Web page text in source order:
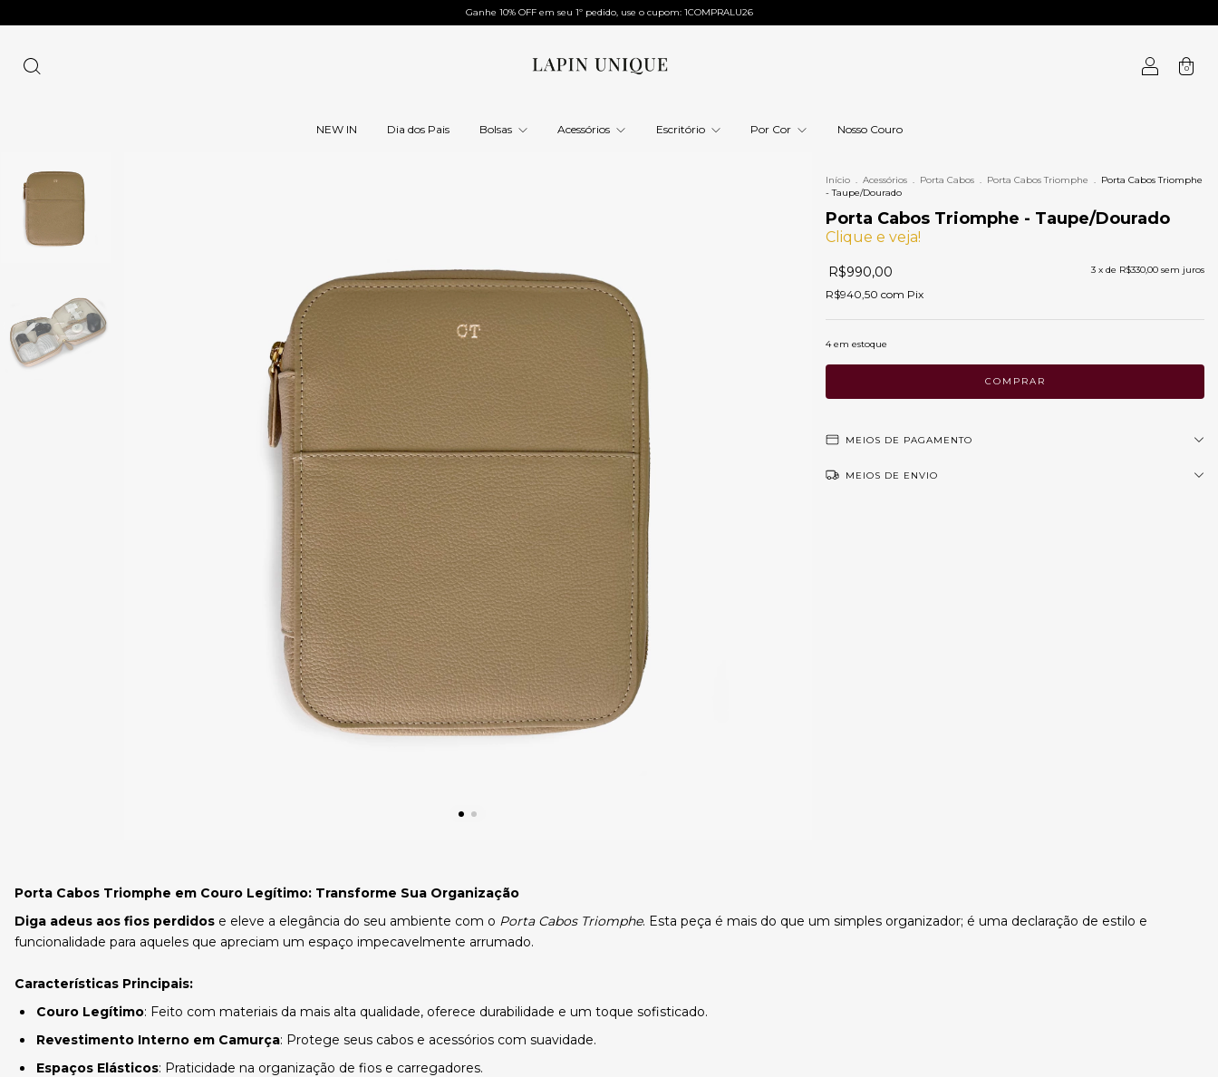
Ganhe 10% OFF em seu 1º pedido, use o cupom: 1COMPRALU26
0
NEW IN Dia dos Pais Bolsas Acessórios Escritório Por Cor Nosso Couro
Início . Acessórios . Porta Cabos . Porta Cabos Triomphe . Porta Cabos Triomphe
- Taupe/Dourado
Porta Cabos Triomphe - Taupe/Dourado
Clique e veja!
R$990,00 3 x de R$330,00 sem juros
R$940,50 com Pix
4em estoque
MEIOS DE PAGAMENTO
MEIOS DE ENVIO
Porta Cabos Triomphe em Couro Legítimo: Transforme Sua Organização
Diga adeus aos fios perdidos e eleve a elegância do seu ambiente com o Porta Cabos Triomphe. Esta peça é mais do que um simples organizador; é uma declaração de estilo e
funcionalidade para aqueles que apreciam um espaço impecavelmente arrumado.
Características Principais:
Couro Legítimo: Feito com materiais da mais alta qualidade, oferece durabilidade e um toque sofisticado.
Revestimento Interno em Camurça: Protege seus cabos e acessórios com suavidade.
Espaços Elásticos: Praticidade na organização de fios e carregadores.